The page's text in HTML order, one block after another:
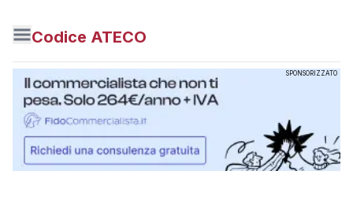
Codice ATECO
SPONSORIZZATO